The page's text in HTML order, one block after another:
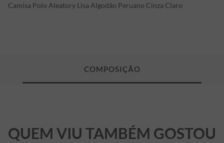
Camisa Polo Aleatory Lisa Algodão Peruano Cinza Claro
QUEM VIU TAMBÉM GOSTOU